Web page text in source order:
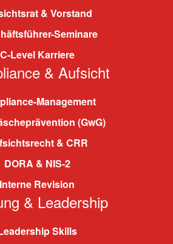
& Vorstand
Seminare
C-Level Karriere
& Aufsicht
Management
(GwG)
& CRR
DORA & NIS-2
Interne Revision
& Leadership
Skills